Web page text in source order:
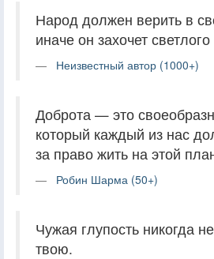
Народ должен верить в
иначе он захочет
Неизвестный автор (1000+)
Доброта — это
который каждый из нас
за право жить на этой
Робин Шарма (50+)
Чужая глупость никогда
твою.